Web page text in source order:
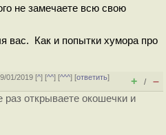
не замечаете всю свою
вас. Как и попытки хумора про
01/2019 [^] [^^] [^^^] [ответить]
+ / –
открываете окошечки и